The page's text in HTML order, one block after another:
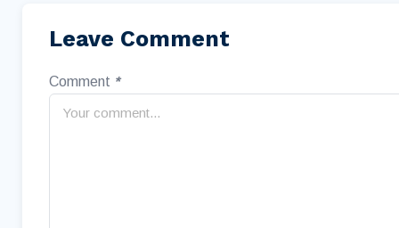
Leave Comment
Comment *